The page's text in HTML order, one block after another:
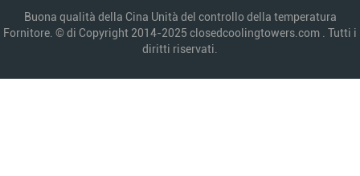
Buona qualità della Cina Unità del controllo della temperatura
Fornitore. © di Copyright 2014-2025 closedcoolingtowers.com . Tutti i
diritti riservati.